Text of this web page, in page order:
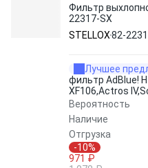
Фильтр
22317-SX
STELLOX82-
Лучшее
фильтр AdBlue!
XF106,Actros
Вероятность
Наличие
Отгрузка
-10%
971 ₽